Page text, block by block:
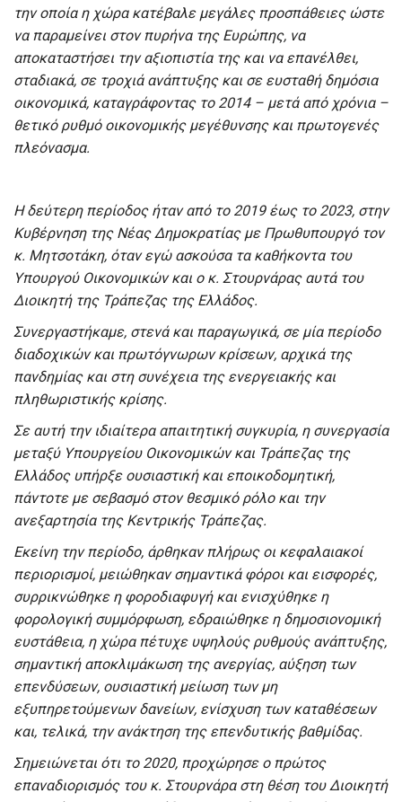
την οποία η χώρα κατέβαλε μεγάλες προσπάθειες ώστε
να παραμείνει στον πυρήνα της Ευρώπης, να
αποκαταστήσει την αξιοπιστία της και να επανέλθει,
σταδιακά, σε τροχιά ανάπτυξης και σε ευσταθή δημόσια
οικονομικά, καταγράφοντας το 2014 – μετά από χρόνια –
θετικό ρυθμό οικονομικής μεγέθυνσης και πρωτογενές
πλεόνασμα.
Η δεύτερη περίοδος ήταν από το 2019 έως το 2023, στην
Κυβέρνηση της Νέας Δημοκρατίας με Πρωθυπουργό τον
κ. Μητσοτάκη, όταν εγώ ασκούσα τα καθήκοντα του
Υπουργού Οικονομικών και ο κ. Στουρνάρας αυτά του
Διοικητή της Τράπεζας της Ελλάδος.
Συνεργαστήκαμε, στενά και παραγωγικά, σε μία περίοδο
διαδοχικών και πρωτόγνωρων κρίσεων, αρχικά της
πανδημίας και στη συνέχεια της ενεργειακής και
πληθωριστικής κρίσης.
Σε αυτή την ιδιαίτερα απαιτητική συγκυρία, η συνεργασία
μεταξύ Υπουργείου Οικονομικών και Τράπεζας της
Ελλάδος υπήρξε ουσιαστική και εποικοδομητική,
πάντοτε με σεβασμό στον θεσμικό ρόλο και την
ανεξαρτησία της Κεντρικής Τράπεζας.
Εκείνη την περίοδο, άρθηκαν πλήρως οι κεφαλαιακοί
περιορισμοί, μειώθηκαν σημαντικά φόροι και εισφορές,
συρρικνώθηκε η φοροδιαφυγή και ενισχύθηκε η
φορολογική συμμόρφωση, εδραιώθηκε η δημοσιονομική
ευστάθεια, η χώρα πέτυχε υψηλούς ρυθμούς ανάπτυξης,
σημαντική αποκλιμάκωση της ανεργίας, αύξηση των
επενδύσεων, ουσιαστική μείωση των μη
εξυπηρετούμενων δανείων, ενίσχυση των καταθέσεων
και, τελικά, την ανάκτηση της επενδυτικής βαθμίδας.
Σημειώνεται ότι το 2020, προχώρησε ο πρώτος
επαναδιορισμός του κ. Στουρνάρα στη θέση του Διοικητή